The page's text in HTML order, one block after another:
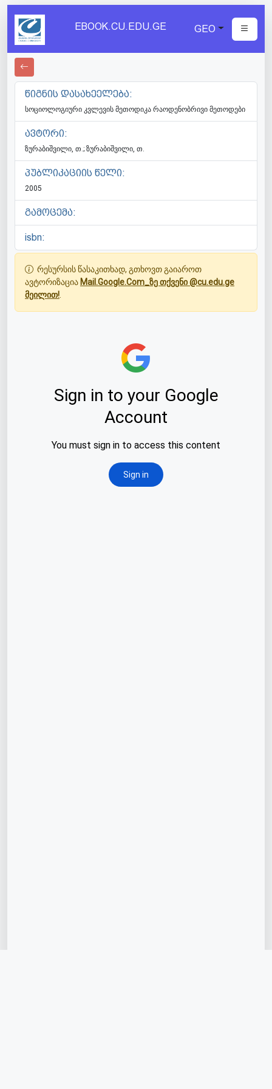
EBOOK.CU.EDU.GE GEO
წიგნის დასახეელება:
სოციოლოგიური კვლევის მეთოდიკა რაოდენობრივი მეთოდები
ავტორი:
ზურაბიშვილი, თ.; ზურაბიშვილი, თ.
პუბლიკაციის წელი:
2005
გამოცემა:
isbn:
რესურსის წასაკითხად, გთხოვთ გაიაროთ
ავტორიზაცია Mail.Google.Com_ზე თქვენი @cu.edu.ge
მეილით!